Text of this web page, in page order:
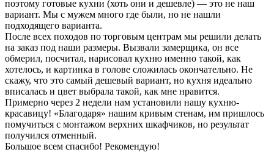
поэтому готовые кухни (хоть они и дешевле) — это не наш
вариант. Мы с мужем много где были, но не нашли
подходящего варианта.
После всех походов по торговым центрам мы решили делать
на заказ под наши размеры. Вызвали замерщика, он все
обмерил, посчитал, нарисовал кухню именно такой, как
хотелось, и картинка в голове сложилась окончательно. Не
скажу, что это самый дешевый вариант, но кухня идеально
вписалась и цвет выбрала такой, как мне нравится.
Примерно через 2 недели нам установили нашу кухню-
красавицу! «Благодаря» нашим кривым стенам, им пришлось
помучиться с монтажом верхних шкафчиков, но результат
получился отменный.
Большое всем спасибо! Рекомендую!